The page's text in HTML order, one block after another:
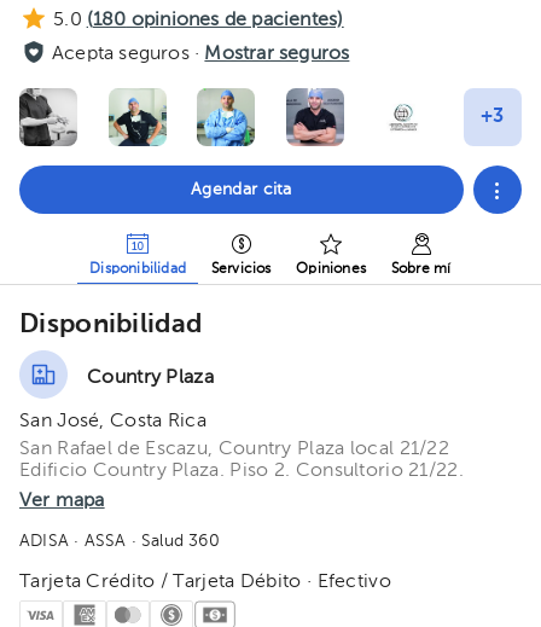
5.0 (180 opiniones de pacientes)
Acepta seguros · Mostrar seguros
Agendar cita
Disponibilidad Servicios Opiniones Sobre mí
Disponibilidad
Country Plaza
San José, Costa Rica
San Rafael de Escazu, Country Plaza local 21/22
Edificio Country Plaza. Piso 2. Consultorio 21/22.
Ver mapa
ADISA · ASSA · Salud 360
Tarjeta Crédito / Tarjeta Débito · Efectivo